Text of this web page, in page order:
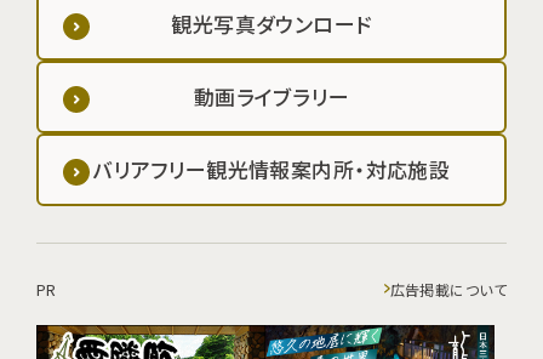
観光写真ダウンロード
動画ライブラリー
バリアフリー観光情報案内所・対応施設
PR 広告掲載について